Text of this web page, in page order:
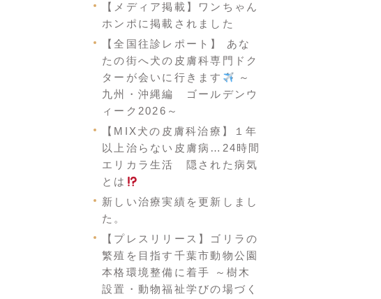
【メディア掲載】ワンちゃん
ホンポに掲載されました
【全国往診レポート】 あな
たの街へ犬の皮膚科専門ドク
ターが会いに行きます
～
九州・沖縄編 ゴールデンウ
ィーク2026～
【MIX犬の皮膚科治療】１年
以上治らない皮膚病…24時間
エリカラ生活 隠された病気
とは
新しい治療実績を更新しまし
た。
【プレスリリース】ゴリラの
繁殖を目指す千葉市動物公園
本格環境整備に着手 ～樹木
設置・動物福祉学びの場づく